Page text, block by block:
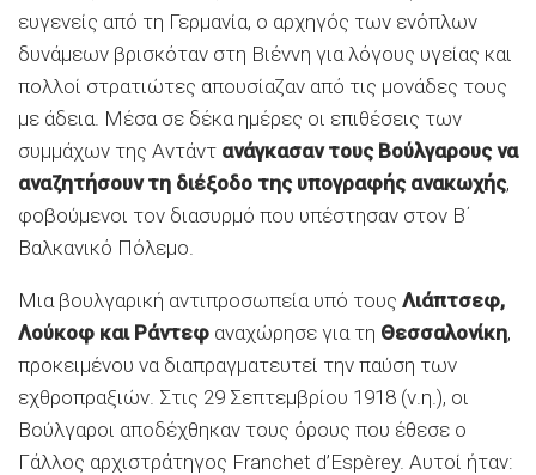
ευγενείς από τη Γερμανία, ο αρχηγός των ενόπλων
δυνάμεων βρισκόταν στη Βιέννη για λόγους υγείας και
πολλοί στρατιώτες απουσίαζαν από τις μονάδες τους
με άδεια. Μέσα σε δέκα ημέρες οι επιθέσεις των
συμμάχων της Αντάντ ανάγκασαν τους Βούλγαρους να
αναζητήσουν τη διέξοδο της υπογραφής ανακωχής,
φοβούμενοι τον διασυρμό που υπέστησαν στον Β΄
Βαλκανικό Πόλεμο.
Μια βουλγαρική αντιπροσωπεία υπό τους Λιάπτσεφ,
Λούκοφ και Ράντεφ αναχώρησε για τη Θεσσαλονίκη,
προκειμένου να διαπραγματευτεί την παύση των
εχθροπραξιών. Στις 29 Σεπτεμβρίου 1918 (ν.η.), οι
Βούλγαροι αποδέχθηκαν τους όρους που έθεσε ο
Γάλλος αρχιστράτηγος Franchet d’Espèrey. Αυτοί ήταν: